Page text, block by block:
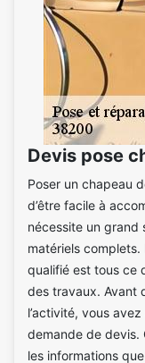
Devis pose
Poser un chapeau
d’être facile à
nécessite un grand
matériels complets.
qualifié est tous ce
des travaux. Avant
l’activité, vous
demande de devis.
les informations